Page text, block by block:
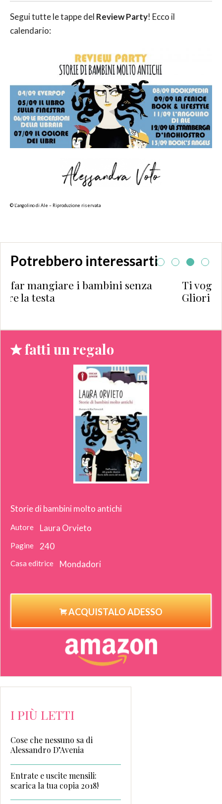
Segui tutte le tappe del Review Party! Ecco il
calendario:
© L’angolino di Ale – Riproduzione riservata
Potrebbero interessarti
senza
Ti voglio bene anche se… di
fatti un regalo
Storie di bambini molto antichi
Autore Laura Orvieto
Pagine 240
Casa editrice Mondadori
ACQUISTALO ADESSO
I PIÙ LETTI
Cose che nessuno sa di
Alessandro D’Avenia
Entrate e uscite mensili:
scarica la tua copia 2018!